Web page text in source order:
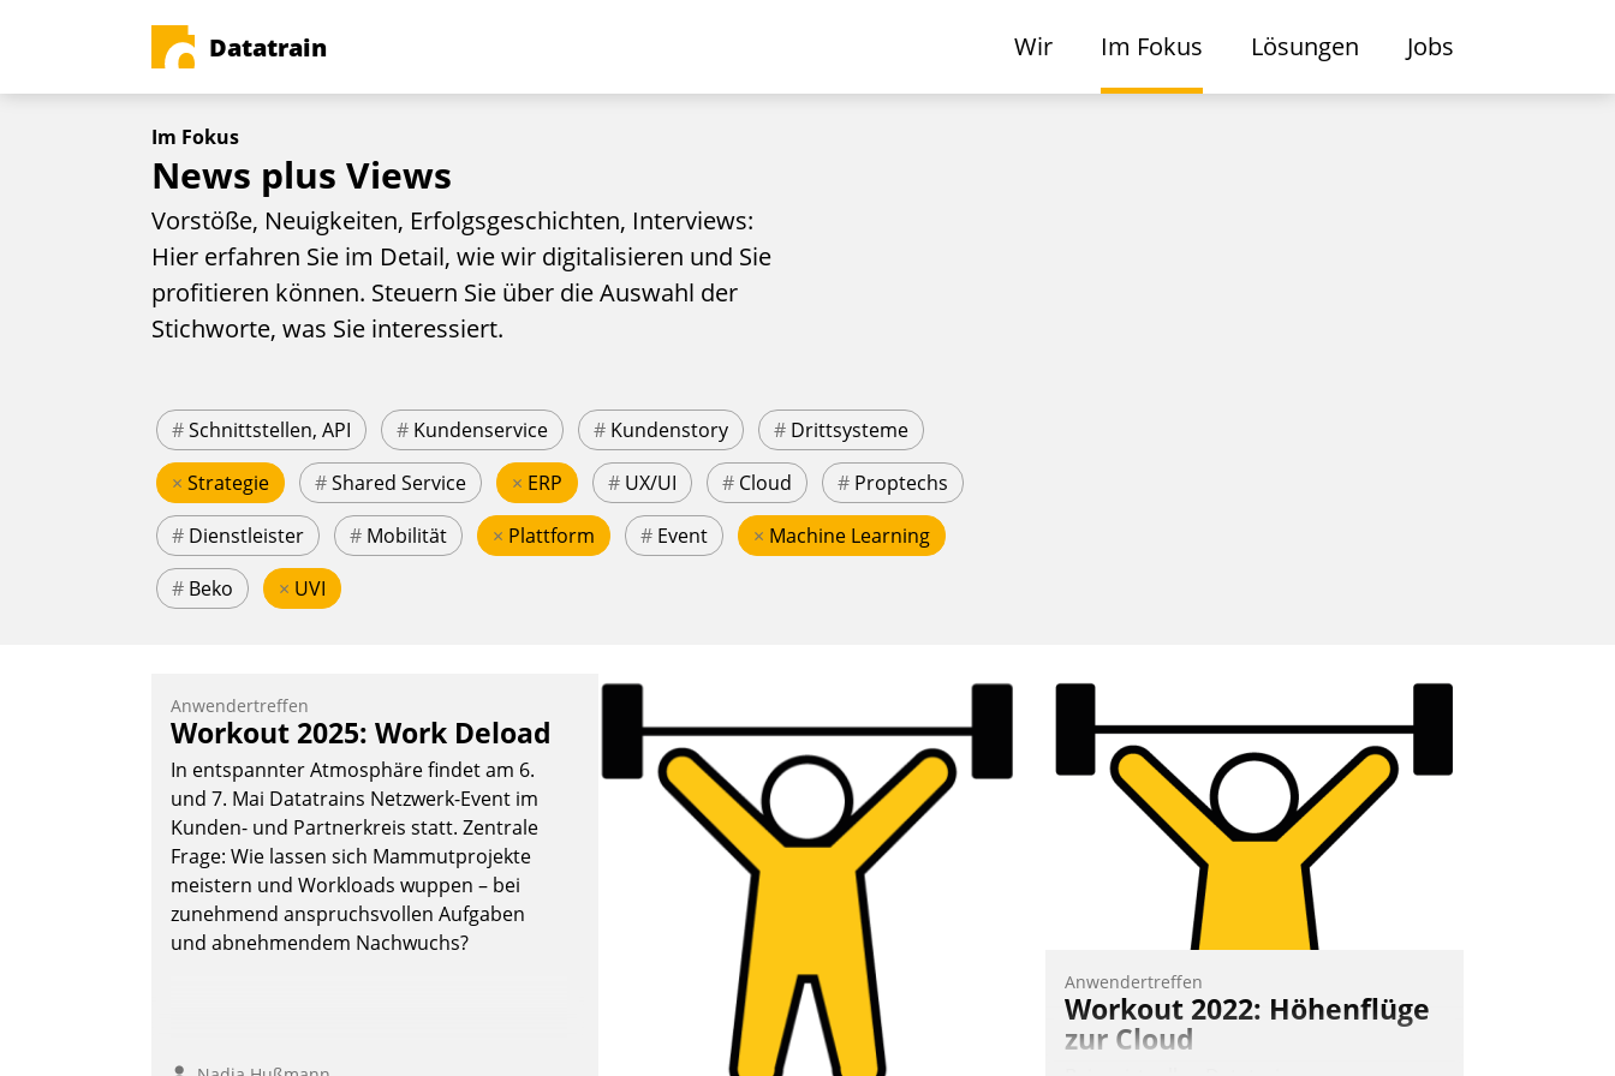
Datatrain Wir Im Fokus Lösungen Jobs
Im Fokus
News plus Views
Vorstöße, Neuigkeiten, Erfolgsgeschichten, Interviews:
Hier erfahren Sie im Detail, wie wir digitalisieren und Sie
profitieren können. Steuern Sie über die Auswahl der
Stichworte, was Sie interessiert.
#Schnittstellen, API # Kundenservice # Kundenstory # Drittsysteme
× Strategie #Shared Service × ERP # UX/UI # Cloud # Proptechs
# Dienstleister # Mobilität × Plattform # Event × Machine Learning
# Beko × UVI
Anwendertreffen
Workout 2025: Work Deload
In entspannter Atmosphäre findet am 6.
und 7. Mai Datatrains Netzwerk-Event im
Kunden- und Partnerkreis statt. Zentrale
Frage: Wie lassen sich Mammutprojekte
meistern und Workloads wuppen – bei
zunehmend anspruchsvollen Aufgaben
und abnehmendem Nachwuchs?
Anwendertreffen
Workout 2022: Höhenflüge
zur Cloud